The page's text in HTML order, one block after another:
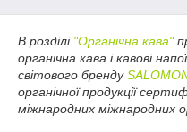
В розділі "Органічна кава"
органічна кава і кавові
світового бренду
органічної продукції
міжнародних міжнародних